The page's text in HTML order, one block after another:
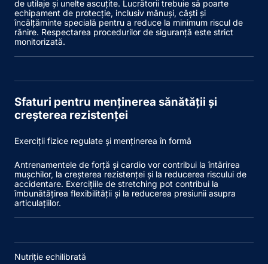
de utilaje și unelte ascuțite. Lucrătorii trebuie să poarte
echipament de protecție, inclusiv mănuși, căști și
încălțăminte specială pentru a reduce la minimum riscul de
rănire. Respectarea procedurilor de siguranță este strict
monitorizată.
Sfaturi pentru menținerea sănătății și
creșterea rezistenței
Exerciții fizice regulate și menținerea în formă
Antrenamentele de forță și cardio vor contribui la întărirea
mușchilor, la creșterea rezistenței și la reducerea riscului de
accidentare. Exercițiile de stretching pot contribui la
îmbunătățirea flexibilității și la reducerea presiunii asupra
articulațiilor.
Nutriție echilibrată